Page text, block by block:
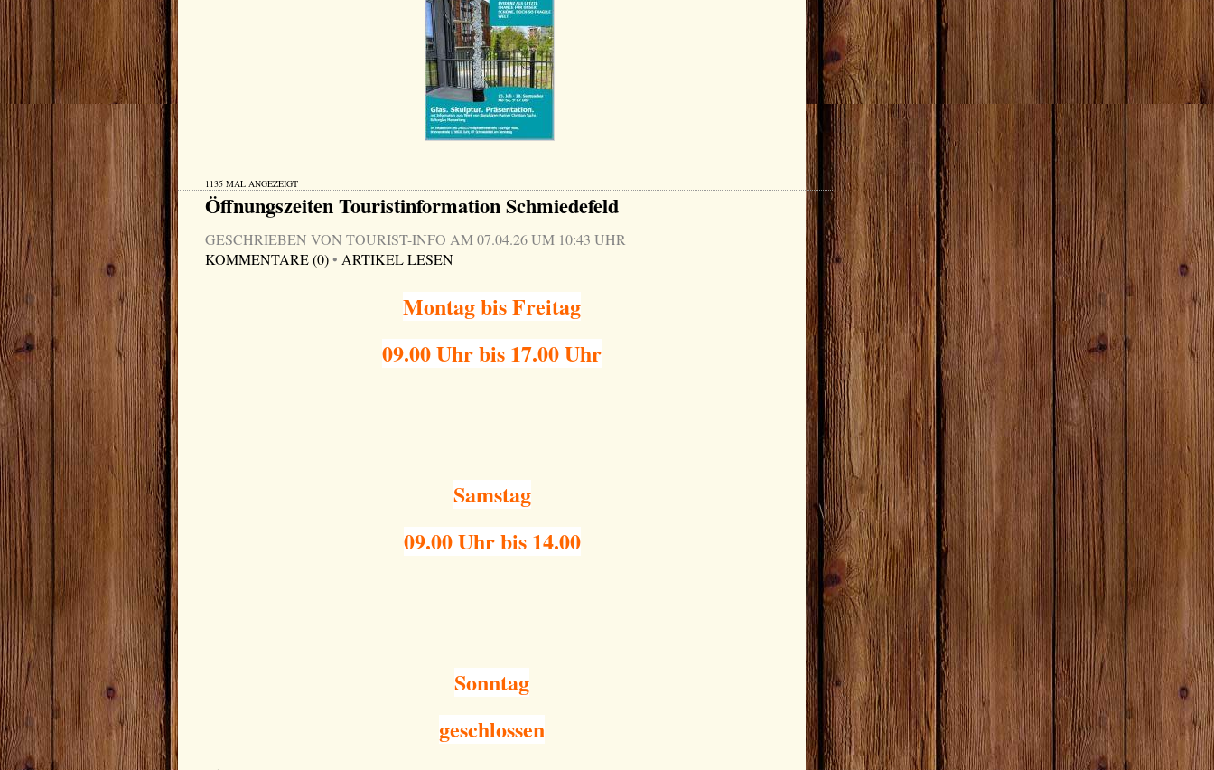
1135 MAL ANGEZEIGT
Öffnungszeiten Touristinformation Schmiedefeld
GESCHRIEBEN VON TOURIST-INFO AM 07.04.26 UM 10:43 UHR
KOMMENTARE (0)• ARTIKEL LESEN
Montag bis Freitag
09.00 Uhr bis 17.00 Uhr
Samstag
09.00 Uhr bis 14.00
Sonntag
geschlossen